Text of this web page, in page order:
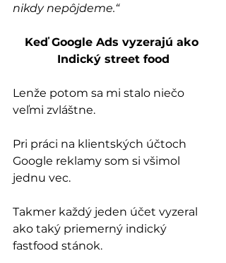
nikdy nepôjdeme.“
Keď Google Ads vyzerajú ako
Indický street food
Lenže potom sa mi stalo niečo
veľmi zvláštne.
Pri práci na klientských účtoch
Google reklamy som si všimol
jednu vec.
Takmer každý jeden účet vyzeral
ako taký priemerný indický
fastfood stánok.